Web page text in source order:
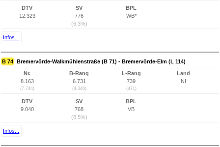
DTV
12.323
SV
776
(6,3%)
BPL
WB*
Infos...
B 74 Bremervörde-Walkmühlenstraße (B 71) - Bremervörde-Elm (L 114)
Nr.
8.163
(7.744)
B-Rang
6.731
(4.346)
L-Rang
739
(471)
Land
NI
DTV
9.040
SV
768
(8,5%)
BPL
VB
Infos...